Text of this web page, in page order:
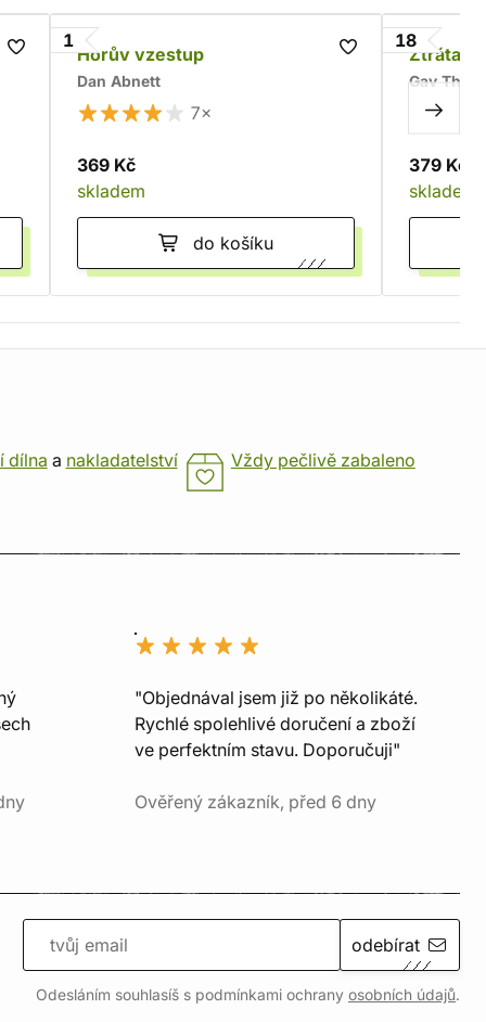
1
Horův vzestup
Dan Abnett
7×
369 Kč
skladem
do košíku
18
Ztráta
Gav
379 Kč
skladem
dílna a nakladatelství Vždy pečlivě zabaleno
"Objednával jsem již po několikáté.
Rychlé spolehlivé doručení a zboží
ve perfektním stavu. Doporučuji"
Ověřený zákazník, před 6 dny
odebírat
Odesláním souhlasíš s podmínkami ochrany osobních údajů.